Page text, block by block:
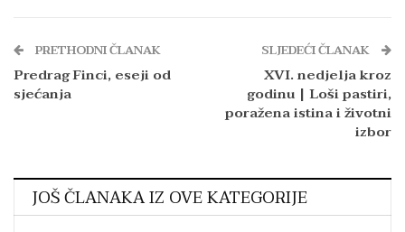
PRETHODNI ČLANAK
Predrag Finci, eseji od
sjećanja
SLJEDEĆI ČLANAK
XVI. nedjelja kroz
godinu | Loši pastiri,
poražena istina i životni
izbor
JOŠ ČLANAKA IZ OVE KATEGORIJE